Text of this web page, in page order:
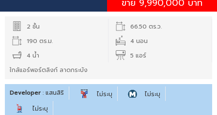
ขาย 9,990,000 บาท
2 ชั้น
66.50 ตร.ว.
190 ตร.ม.
4 นอน
4 น้ำ
5 แอร์
ใกล้แอร์พอร์ตลิงก์ ลาดกระบัง
Developer : แสนสิริ ไม่ระบุ
ไม่ระบุ
ไม่ระบุ